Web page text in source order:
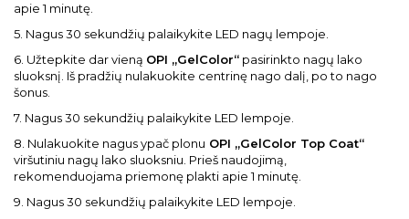
apie 1 minutę.
5. Nagus 30 sekundžių palaikykite LED nagų lempoje.
6. Užtepkite dar vieną OPI „GelColor“ pasirinkto nagų lako
sluoksnį. Iš pradžių nulakuokite centrinę nago dalį, po to nago
šonus.
7. Nagus 30 sekundžių palaikykite LED lempoje.
8. Nulakuokite nagus ypač plonu OPI „GelColor Top Coat“
viršutiniu nagų lako sluoksniu. Prieš naudojimą,
rekomenduojama priemonę plakti apie 1 minutę.
9. Nagus 30 sekundžių palaikykite LED lempoje.